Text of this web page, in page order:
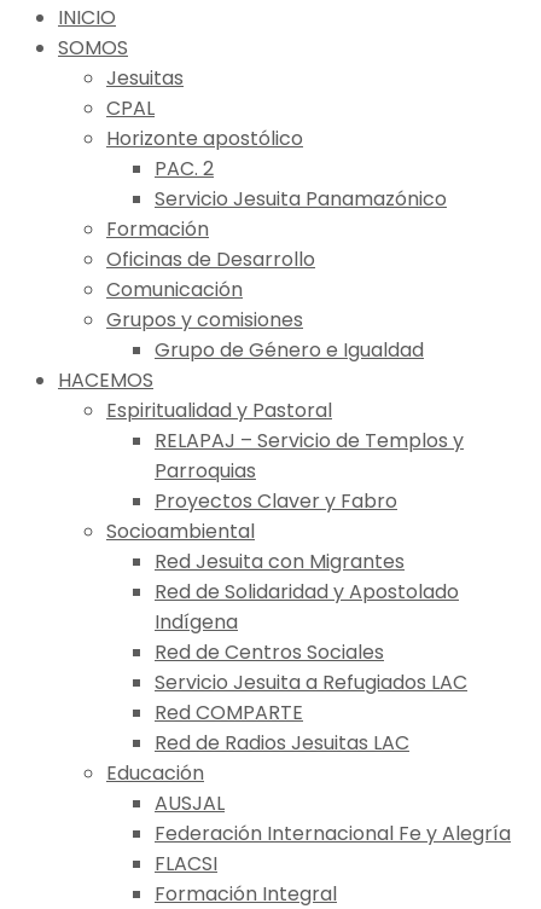
INICIO
SOMOS
Jesuitas
CPAL
Horizonte apostólico
PAC. 2
Servicio Jesuita Panamazónico
Formación
Oficinas de Desarrollo
Comunicación
Grupos y comisiones
Grupo de Género e Igualdad
HACEMOS
Espiritualidad y Pastoral
RELAPAJ – Servicio de Templos y
Parroquias
Proyectos Claver y Fabro
Socioambiental
Red Jesuita con Migrantes
Red de Solidaridad y Apostolado
Indígena
Red de Centros Sociales
Servicio Jesuita a Refugiados LAC
Red COMPARTE
Red de Radios Jesuitas LAC
Educación
AUSJAL
Federación Internacional Fe y Alegría
FLACSI
Formación Integral